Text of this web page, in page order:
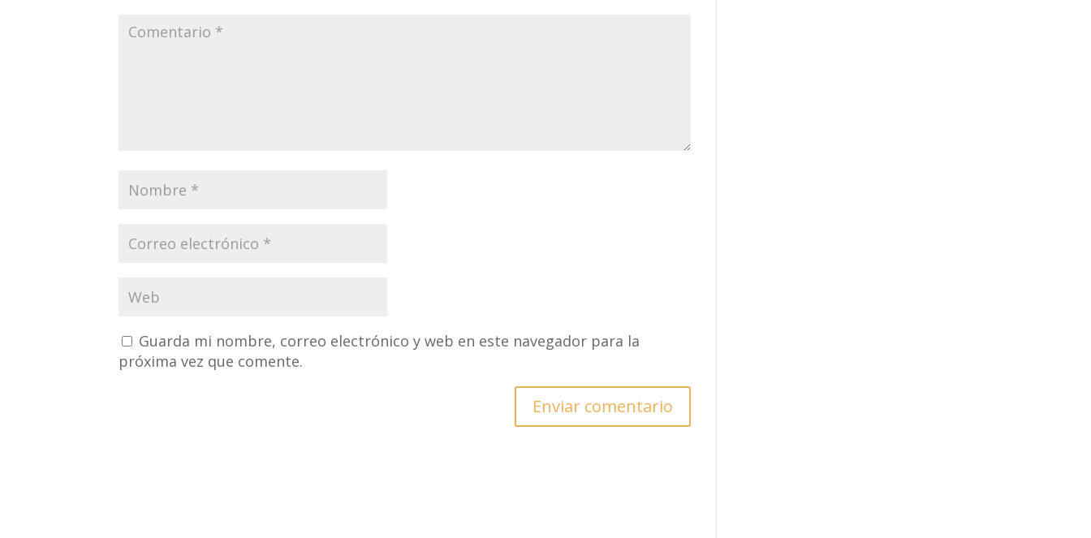
Guarda mi nombre, correo electrónico y web en este navegador para la
próxima vez que comente.